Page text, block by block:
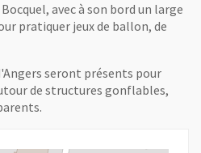
avec à son bord un large
pratiquer jeux de ballon, de
seront présents pour
de structures gonflables,